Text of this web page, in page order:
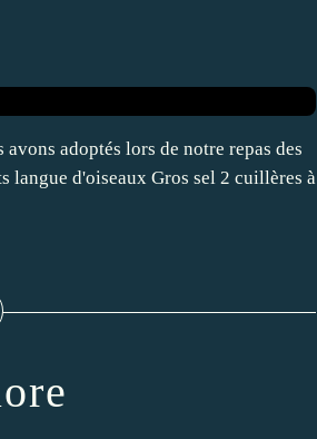
adoptés lors de notre repas des
langue d'oiseaux Gros sel 2 cuillères à